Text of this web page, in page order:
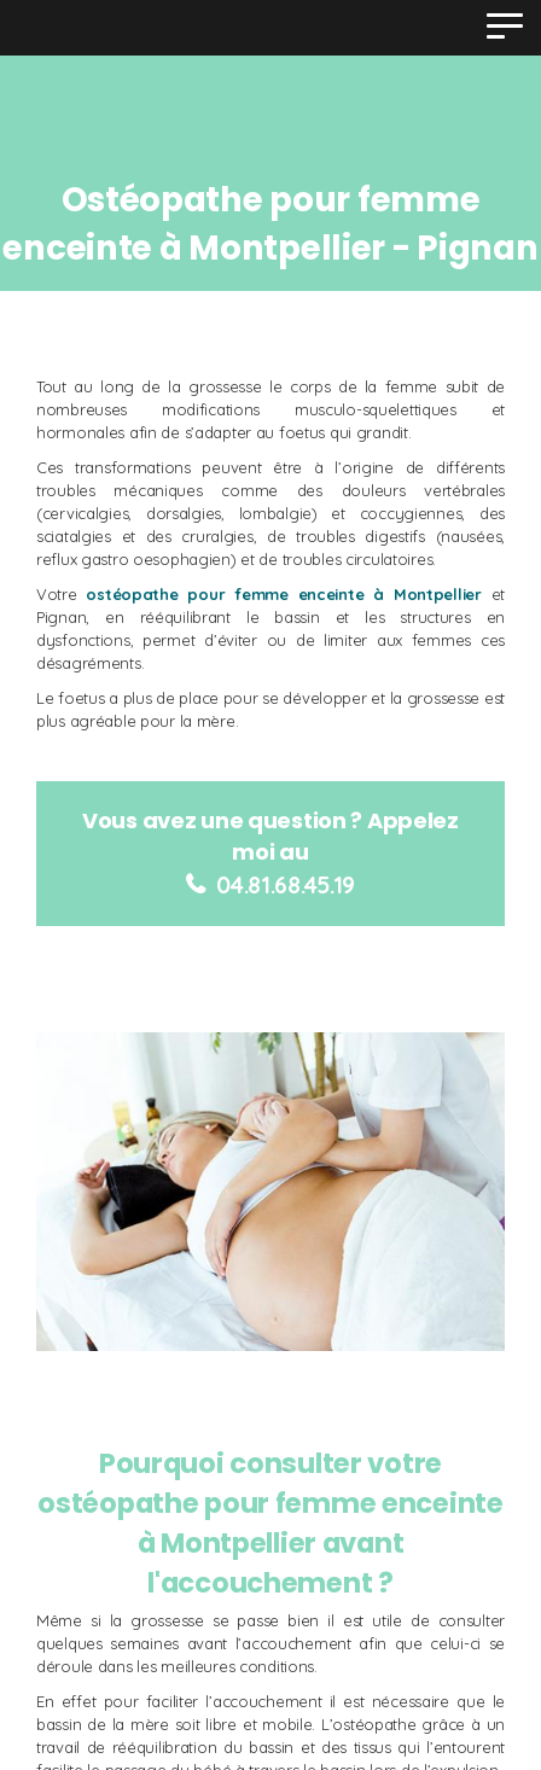
Ostéopathe pour femme
enceinte à Montpellier - Pignan
Tout au long de la grossesse le corps de la femme subit de
nombreuses modifications musculo-squelettiques et
hormonales afin de s’adapter au foetus qui grandit.
Ces transformations peuvent être à l’origine de différents
troubles mécaniques comme des douleurs vertébrales
(cervicalgies, dorsalgies, lombalgie) et coccygiennes, des
sciatalgies et des cruralgies, de troubles digestifs (nausées,
reflux gastro oesophagien) et de troubles circulatoires.
Votre ostéopathe pour femme enceinte à Montpellieret
Pignan, en rééquilibrant le bassin et les structures en
dysfonctions, permet d’éviter ou de limiter aux femmes ces
désagréments.
Le foetus a plus de place pour se développer et la grossesse est
plus agréable pour la mère.
Vous avez une question ? Appelez
moi au
04.81.68.45.19
Pourquoi consulter votre
ostéopathe pour femme enceinte
à Montpellier avant
l'accouchement ?
Même si la grossesse se passe bien il est utile de consulter
quelques semaines avant l’accouchement afin que celui-ci se
déroule dans les meilleures conditions.
En effet pour faciliter l’accouchement il est nécessaire que le
bassin de la mère soit libre et mobile. L’ostéopathe grâce à un
travail de rééquilibration du bassin et des tissus qui l’entourent